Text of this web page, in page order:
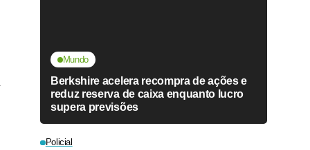
Mundo
Berkshire acelera recompra de ações e
reduz reserva de caixa enquanto lucro
supera previsões
Policial